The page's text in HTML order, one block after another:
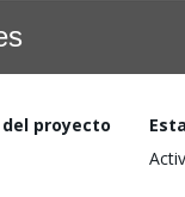
proyecto